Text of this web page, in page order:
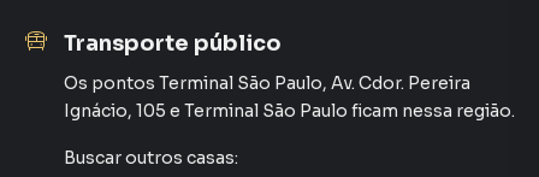
Transporte público
Os pontos Terminal São Paulo, Av. Cdor. Pereira
Ignácio, 105 e Terminal São Paulo ficam nessa região.
Buscar outros casas: